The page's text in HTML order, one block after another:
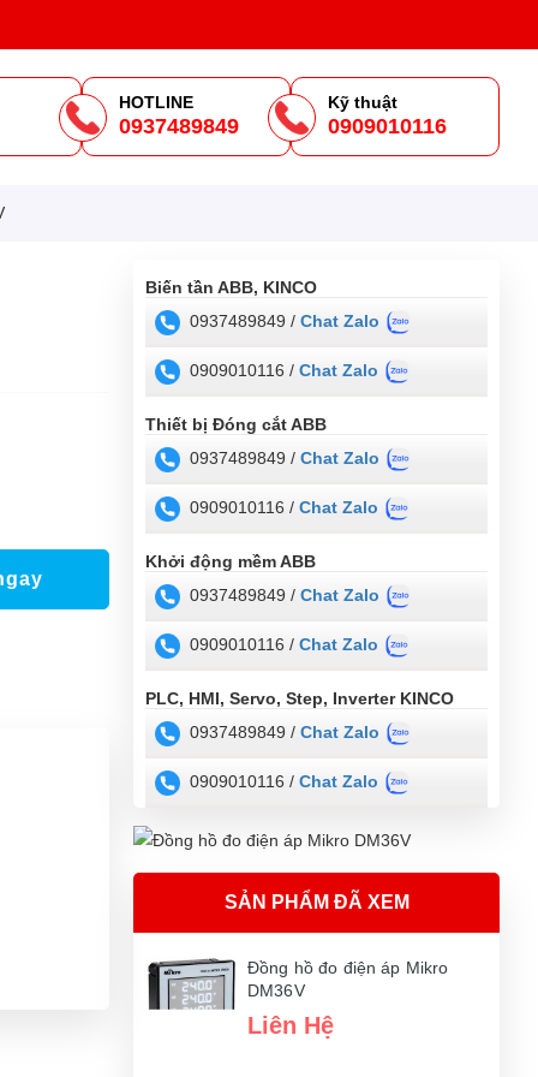
HOTLINE
0937489849
Kỹ thuật
0909010116
Biến tần ABB, KINCO
0937489849 / Chat Zalo
0909010116 / Chat Zalo
Thiết bị Đóng cắt ABB
0937489849 / Chat Zalo
0909010116 / Chat Zalo
Khởi động mềm ABB
0937489849 / Chat Zalo
0909010116 / Chat Zalo
PLC, HMI, Servo, Step, Inverter KINCO
0937489849 / Chat Zalo
0909010116 / Chat Zalo
SẢN PHẨM ĐÃ XEM
Đồng hồ đo điện áp Mikro
DM36V
Liên Hệ